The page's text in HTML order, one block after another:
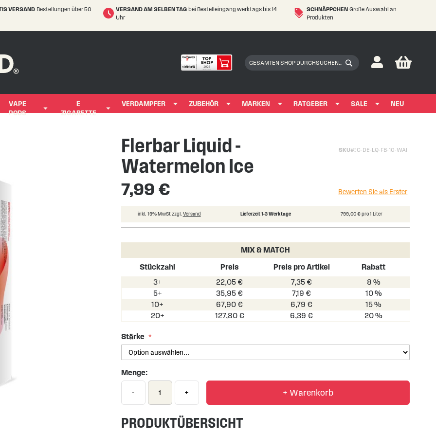
VERSAND Bestellungen über 50
VERSAND AM SELBEN TAG bei Bestelleingang werktags bis 14
Uhr
SCHNÄPPCHEN Große Auswahl an
Produkten
Suchen
My
VAPE
PODS
E
ZIGARETTE
VERDAMPFER ZUBEHÖR MARKEN RATGEBER SALE NEU
Flerbar Liquid -
Watermelon Ice
SKU C-DE-LQ-FB-10-WAI
7,99 € Bewerten Sie als Erster
inkl. 19% MwSt zzgl. Versand Lieferzeit 1-3 Werktage 799,00 € pro 1 Liter
MIX & MATCH
Stückzahl Preis Preis pro Artikel
Rabatt
3+
22,05 € 7,35 €
8 %
5+
35,95 € 7,19 €
10 %
10+
67,90 € 6,79 €
15 %
20+
127,80 € 6,39 € 20 %
Stärke
Menge:
- + + Warenkorb
PRODUKTÜBERSICHT